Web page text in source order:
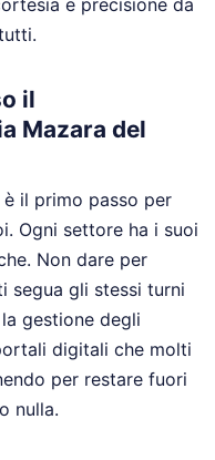
il
Mazara del
il primo passo per
Ogni settore ha i suoi
Non dare per
segua gli stessi turni
gestione degli
digitali che molti
per restare fuori
nulla.